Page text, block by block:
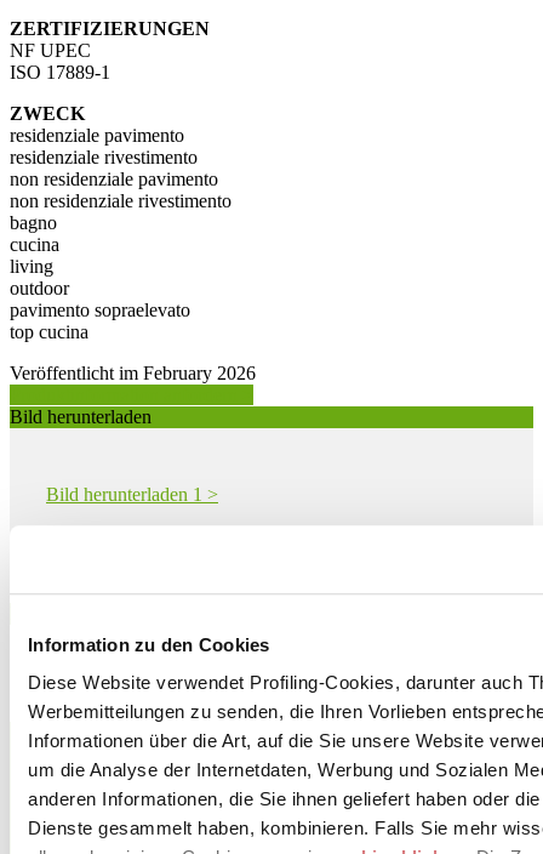
Information zu den Cookies
Diese Website verwendet Profiling-Cookies, darunter auch
Werbemitteilungen zu senden, die Ihren Vorlieben
Informationen über die Art, auf die Sie unsere Website
um die Analyse der Internetdaten, Werbung und Sozialen
anderen Informationen, die Sie ihnen geliefert haben oder
Dienste gesammelt haben, kombinieren. Falls Sie mehr
ZERTIFIZIERUNGEN
NF UPEC
ISO 17889-1
ZWECK
residenziale pavimento
residenziale rivestimento
non residenziale pavimento
non residenziale rivestimento
bagno
cucina
living
outdoor
pavimento sopraelevato
top cucina
Veröffentlicht im February 2026
Bild herunterladen
Bild herunterladen 1 >
SAIME CERAMICHE - NUOVA RIWAL CERAMICHE
S.r.l. con Socio Unico
Via Statale 467 101
DINAZZANO DI CASALGRANDE, 42013
Reggio Emilia